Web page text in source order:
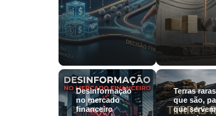
Desinformação
no mercado
financeiro
Terras
que são,
que